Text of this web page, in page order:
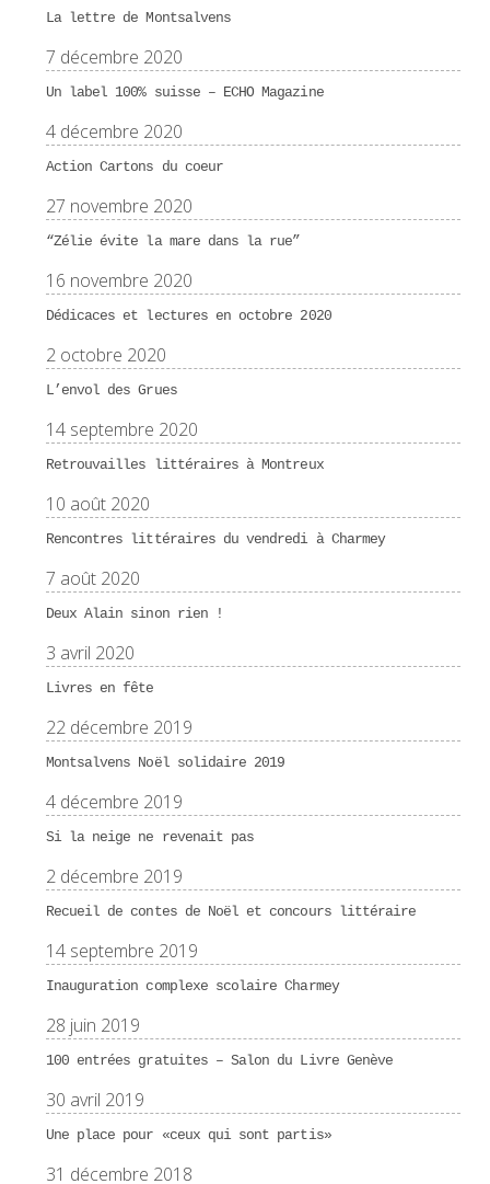
La lettre de Montsalvens
7 décembre 2020
Un label 100% suisse – ECHO Magazine
4 décembre 2020
Action Cartons du coeur
27 novembre 2020
“Zélie évite la mare dans la rue”
16 novembre 2020
Dédicaces et lectures en octobre 2020
2 octobre 2020
L’envol des Grues
14 septembre 2020
Retrouvailles littéraires à Montreux
10 août 2020
Rencontres littéraires du vendredi à Charmey
7 août 2020
Deux Alain sinon rien !
3 avril 2020
Livres en fête
22 décembre 2019
Montsalvens Noël solidaire 2019
4 décembre 2019
Si la neige ne revenait pas
2 décembre 2019
Recueil de contes de Noël et concours littéraire
14 septembre 2019
Inauguration complexe scolaire Charmey
28 juin 2019
100 entrées gratuites – Salon du Livre Genève
30 avril 2019
Une place pour «ceux qui sont partis»
31 décembre 2018